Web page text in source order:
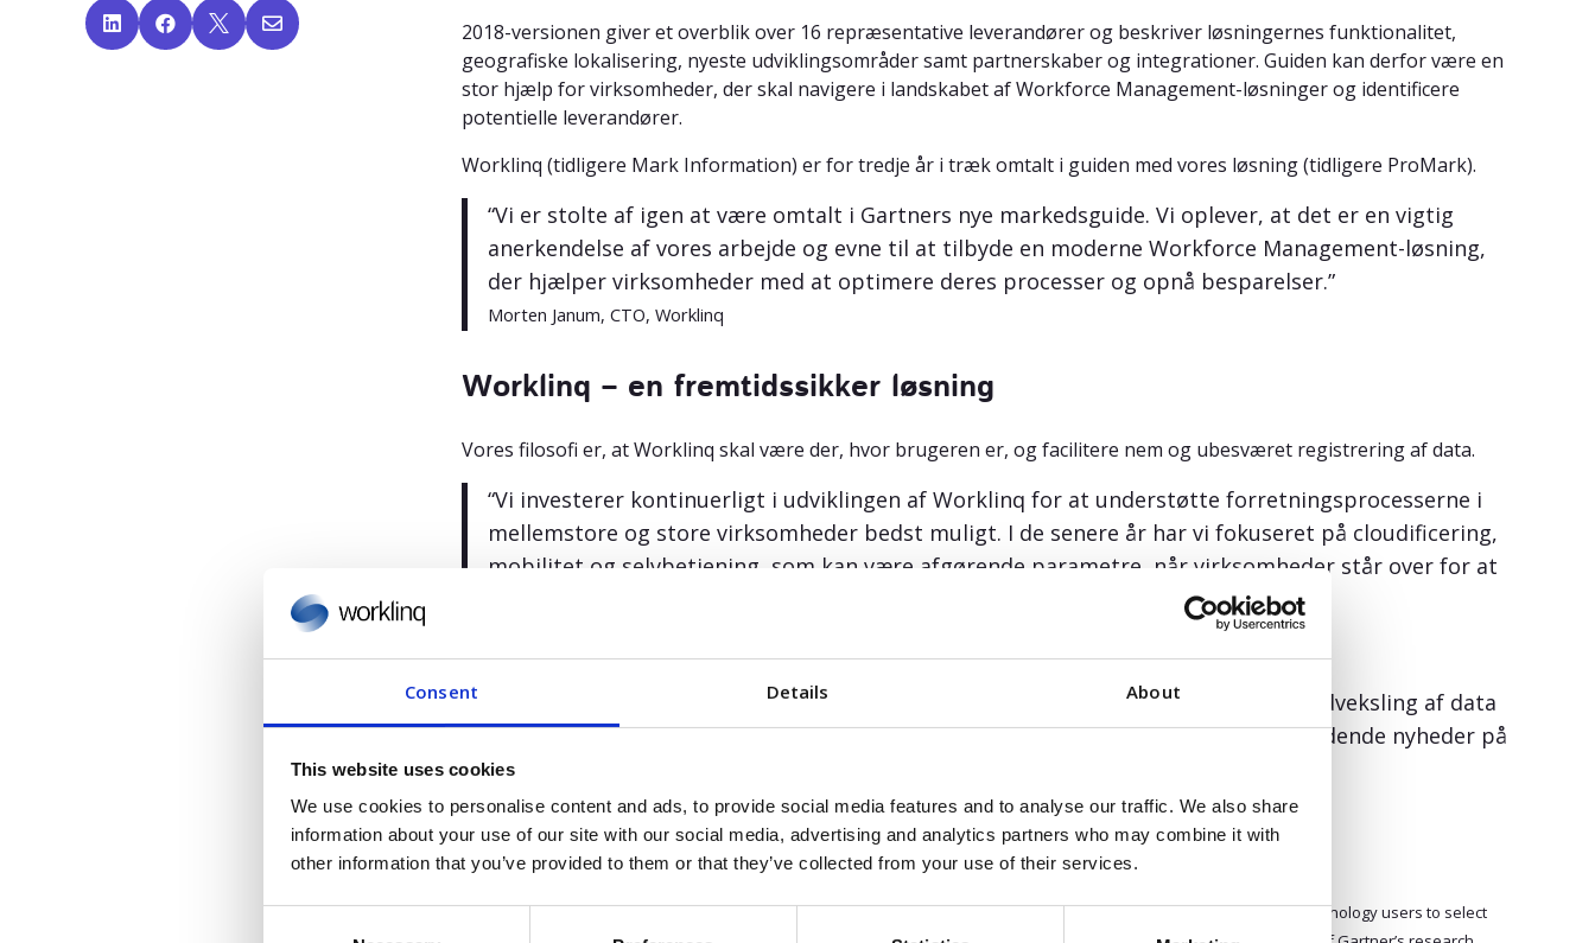
Consent Details About
This website uses cookies
We use cookies to personalise content and ads, to provide social media features and to analyse our traffic. We also share
information about your use of our site with our social media, advertising and analytics partners who may combine it with
other information that you’ve provided to them or that they’ve collected from your use of their services.
   
2018-versionen giver et overblik over 16 repræsentative leverandører og beskriver løsningernes funktionalitet,
geografiske lokalisering, nyeste udviklingsområder samt partnerskaber og integrationer. Guiden kan derfor være en
stor hjælp for virksomheder, der skal navigere i landskabet af Workforce Management-løsninger og identificere
potentielle leverandører.
Worklinq (tidligere Mark Information) er for tredje år i træk omtalt i guiden med vores løsning (tidligere ProMark).
“Vi er stolte af igen at være omtalt i Gartners nye markedsguide. Vi oplever, at det er en vigtig
anerkendelse af vores arbejde og evne til at tilbyde en moderne Workforce Management-løsning,
der hjælper virksomheder med at optimere deres processer og opnå besparelser.”
Morten Janum, CTO, Worklinq
Worklinq – en fremtidssikker løsning
Vores filosofi er, at Worklinq skal være der, hvor brugeren er, og facilitere nem og ubesværet registrering af data.
“Vi investerer kontinuerligt i udviklingen af Worklinq for at understøtte forretningsprocesserne i
mellemstore og store virksomheder bedst muligt. I de senere år har vi fokuseret på cloudificering,
mobilitet og selvbetjening, som kan være afgørende parametre, når virksomheder står over for at
Integration med andre forretningssystemer som fx ERP, HR og løn – og dermed udveksling af data
– er et andet vigtigt fokusområde for os, og vi vil inden længe offentliggøre spændende nyheder på
dette område.”
Morten Janum, CTO, Worklinq
Gartner does not endorse any vendor, product or service depicted in its research publications, and does not advise technology users to select